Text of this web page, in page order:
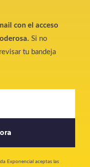
con el acceso
Si no
tu bandeja
Exponencial aceptas las